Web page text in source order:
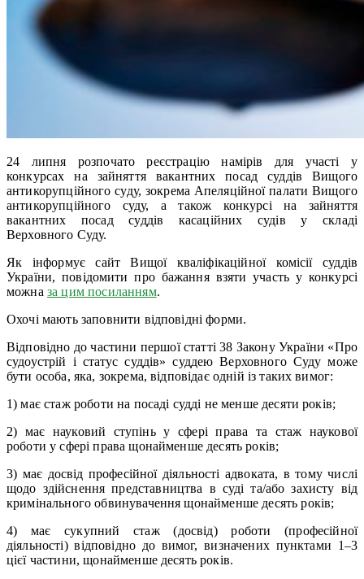
24 липня розпочато реєстрацію намірів для участі у
конкурсах на зайняття вакантних посад суддів Вищого
антикорупційного суду, зокрема Апеляційної палати Вищого
антикорупційного суду, а також конкурсі на зайняття
вакантних посад суддів касаційних судів у складі
Верховного Суду.
Як інформує сайт Вищої кваліфікаційної комісії суддів
України, повідомити про бажання взяти участь у конкурсі
можна за цим посиланням.
Охочі мають заповнити відповідні форми.
Відповідно до частини першої статті 38 Закону України «Про
судоустрій і статус суддів» суддею Верховного Суду може
бути особа, яка, зокрема, відповідає одній із таких вимог:
1) має стаж роботи на посаді судді не менше десяти років;
2) має науковий ступінь у сфері права та стаж наукової
роботи у сфері права щонайменше десять років;
3) має досвід професійної діяльності адвоката, в тому числі
щодо здійснення представництва в суді та/або захисту від
кримінального обвинувачення щонайменше десять років;
4) має сукупний стаж (досвід) роботи (професійної
діяльності) відповідно до вимог, визначених пунктами 1–3
цієї частини, щонайменше десять років.